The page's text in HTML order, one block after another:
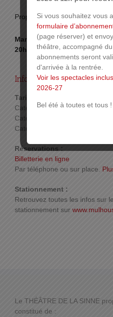
Proposé parMusic For Ever
Mardi 21 janvier 2025 à 20h
20h
Infos pratiques :
Tarif :
Catégorie 1: 42 €
Catégorie 2: 37 €
Catégorie 3: 24 €
Réservations :
Billetterie en ligne
Par téléphone ou sur place.
Stationnement :
Retrouvez toutes les infos sur
stationnement sur
Le THÉÂTRE DE LA SINNE
constitué de :
Si vous souhaitez vous
formulaire
(page réserver) et
théâtre, accompagné
abonnements seront
d'arrivée à la rentrée.
Voir les spectacles
2026-27
Bel été à toutes et tous !